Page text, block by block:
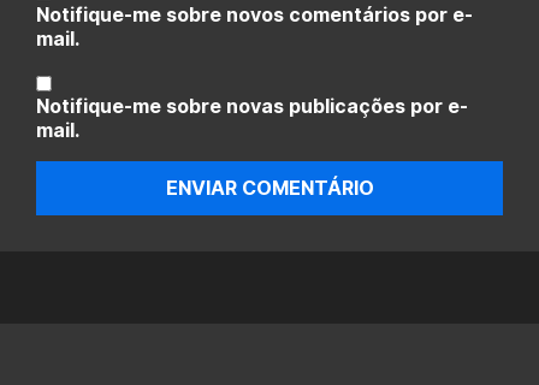
Notifique-me sobre novos comentários por e-
mail.
Notifique-me sobre novas publicações por e-
mail.
ENVIAR COMENTÁRIO